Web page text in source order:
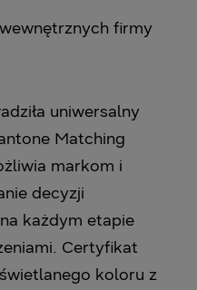
firmy
uniwersalny
Matching
markom i
decyzji
każdym etapie
Certyfikat
koloru z